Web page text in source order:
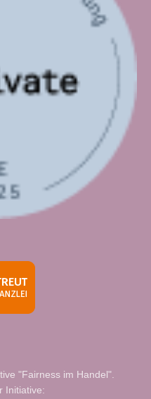
"Fairness im Handel".
Initiative: